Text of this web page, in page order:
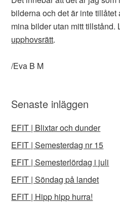
bilderna och det är inte
mina bilder utan mitt tillstånd.
upphovsrätt.
/Eva B M
Senaste inläggen
EFIT | Blixtar och dunder
EFIT | Semesterdag nr 15
EFIT | Semesterlördag i juli
EFIT | Söndag på landet
EFIT | Hipp hipp hurra!